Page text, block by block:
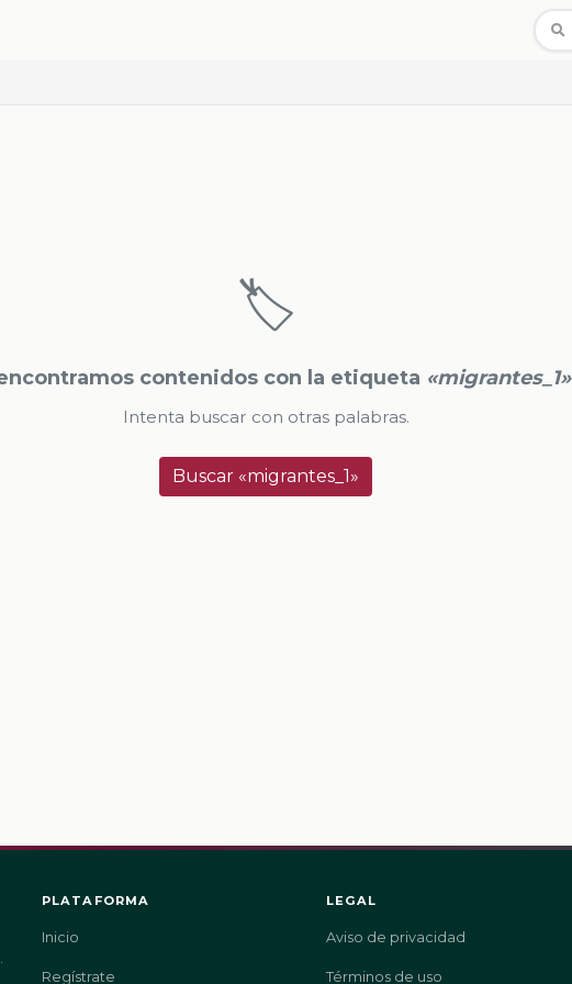
🏷️
contenidos con la etiqueta «migrantes_1»
Intenta buscar con otras palabras.
Buscar «migrantes_1»
PLATAFORMA
Inicio
Regístrate
LEGAL
Aviso de privacidad
Términos de uso